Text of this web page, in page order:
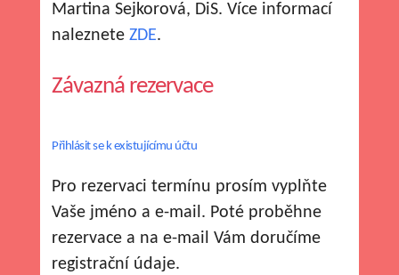
Martina Sejkorová, DiS. Více informací
naleznete ZDE.
Závazná rezervace
Přihlásit se k existujícímu účtu
Pro rezervaci termínu prosím vyplňte
Vaše jméno a e-mail. Poté proběhne
rezervace a na e-mail Vám doručíme
registrační údaje.